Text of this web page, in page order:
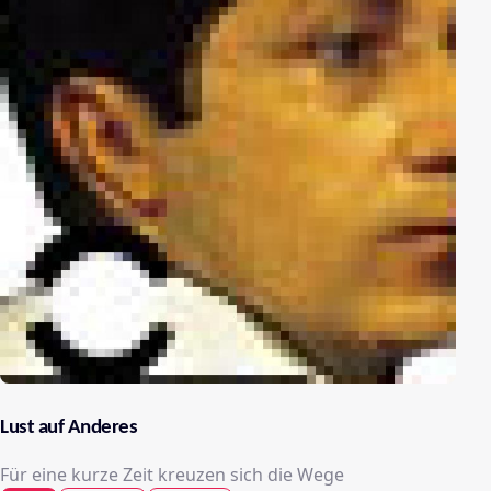
Lust auf Anderes
Für eine kurze Zeit kreuzen sich die Wege